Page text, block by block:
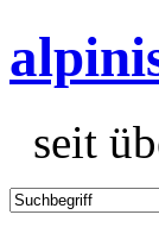
seit